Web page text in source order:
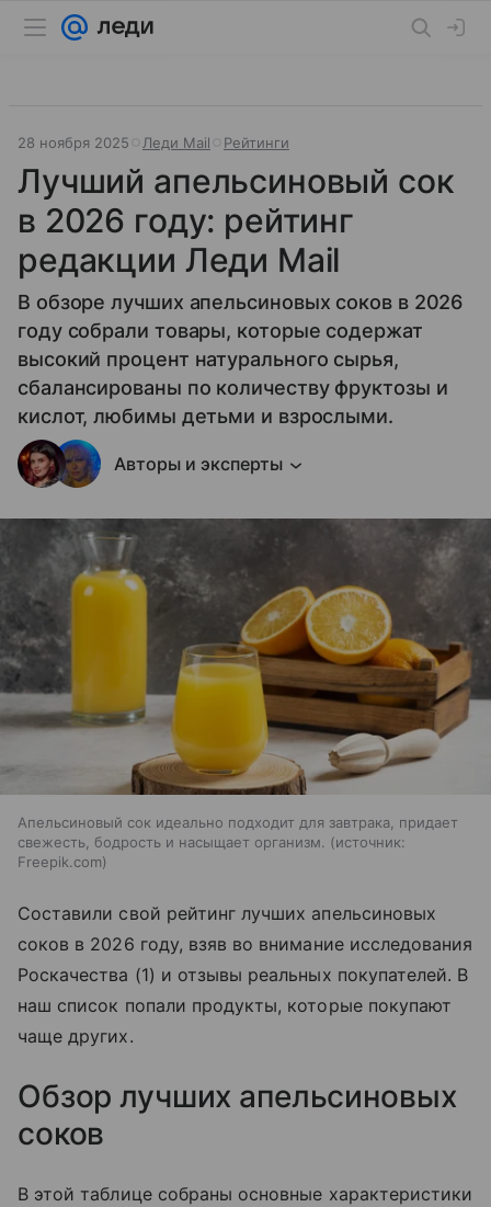
28 ноября 2025 Леди Mail Рейтинги
Лучший апельсиновый сок
в 2026 году: рейтинг
редакции Леди Mail
В обзоре лучших апельсиновых соков в 2026
году собрали товары, которые содержат
высокий процент натурального сырья,
сбалансированы по количеству фруктозы и
кислот, любимы детьми и взрослыми.
Авторы и эксперты
Апельсиновый сок идеально подходит для завтрака, придает
свежесть, бодрость и насыщает организм.
источник:
Freepik.com
Составили свой рейтинг лучших апельсиновых
соков в 2026 году, взяв во внимание исследования
Роскачества (1) и отзывы реальных покупателей. В
наш список попали продукты, которые покупают
чаще других.
Обзор лучших апельсиновых
соков
В этой таблице собраны основные характеристики